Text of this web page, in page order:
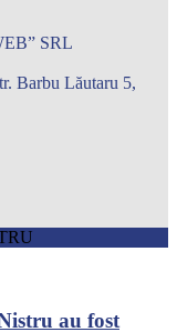
SRL
Barbu Lăutaru 5,
au fost